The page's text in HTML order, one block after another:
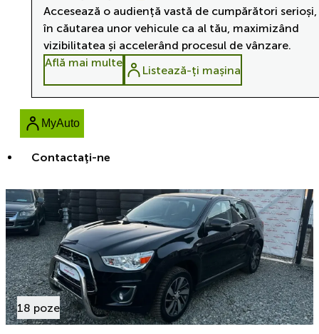
Contactaţi-ne
Accesează o audiență vastă de cumpărători
în căutarea unor vehicule ca al tău, maximizând
vizibilitatea și accelerând procesul de vânzare.
Află mai multe
Listează-ți mașina
MyAuto
18 poze